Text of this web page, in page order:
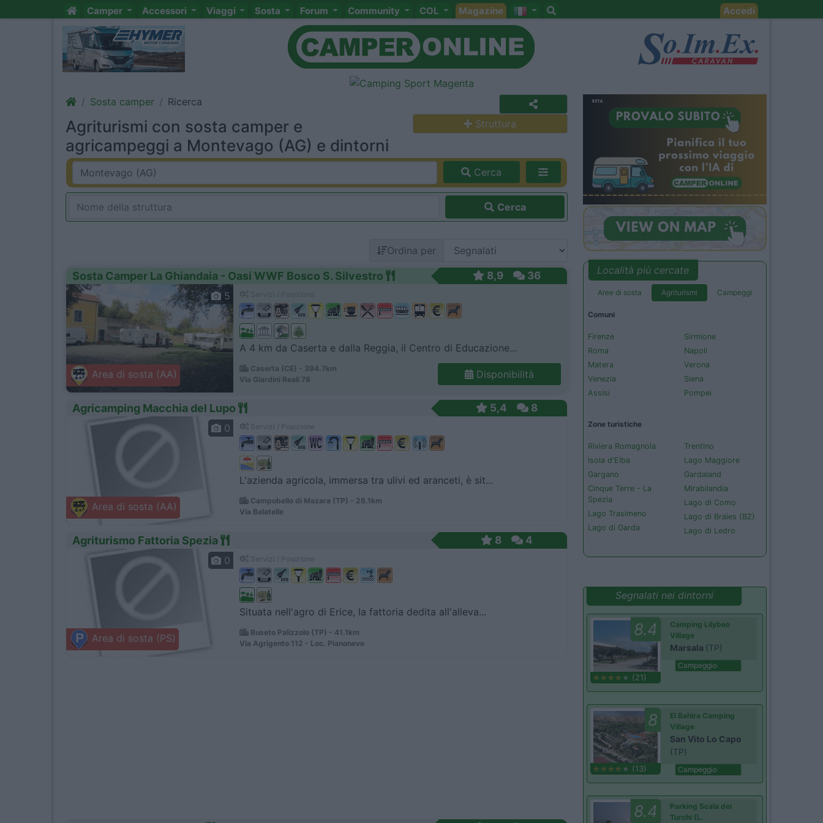
Camper Accessori Viaggi Sosta Forum Community COL Magazine Accedi
Sosta camper Ricerca
Agriturismi con sosta camper e
agricampeggi a Montevago (AG) e dintorni
Struttura
Cerca
Cerca
Ordina per
Sosta Camper La Ghiandaia - Oasi WWF Bosco S. Silvestro 8,9 36
Area di sosta (AA)
5
A 4 km da Caserta e dalla Reggia, il Centro di Educazione...
Caserta (CE) - 394.7km
Via Giardini Reali 78
Disponibilità
Agricamping Macchia del Lupo 5,4 8
Area di sosta (AA)
0
L'azienda agricola, immersa tra ulivi ed aranceti, è sit...
Campobello di Mazara (TP) - 28.1km
Via Balatelle
Agriturismo Fattoria Spezia 8 4
Area di sosta (PS)
0
Situata nell'agro di Erice, la fattoria dedita all'alleva...
Buseto Palizzolo (TP) - 41.1km
Via Agrigento 112 - Loc. Pianoneve
Località più cercate
Aree di sosta Agriturismi Campeggi
Comuni
Firenze
Roma
Matera
Venezia
Assisi
Sirmione
Napoli
Verona
Siena
Pompei
Zone turistiche
Riviera Romagnola
Isola d'Elba
Gargano
Cinque Terre - La
Spezia
Lago Trasimeno
Lago di Garda
Trentino
Lago Maggiore
Gardaland
Mirabilandia
Lago di Como
Lago di Braies (BZ)
Lago di Ledro
Segnalati nei dintorni
8.4
(21)
Camping Lilybeo
Village
Marsala (TP)
Campeggio
8
(13)
El Bahira Camping
Village
San Vito Lo Capo
(TP)
Campeggio
8.4
Parking Scala dei
Turchi (L.